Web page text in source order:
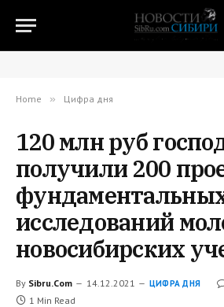
Home » Цифра дня
120 млн руб
получили 200
исследований
новосибирских
By Sibru.Com 14.12.2021 ЦИФРА ДНЯ
1 Min Read